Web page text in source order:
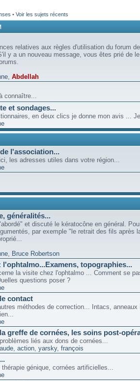
• Voir les sujets récents
relatives aux règles d'utilisation du forum
y a un nouveau message, vous êtes prié de
, Abdellah
connaître...
et sondages...
en deux clics je donne mon avis ...
l'association...
les adresses utiles dans votre région...
généralités...
et discuté le kératocône en général.
par exemple "le retrait des fils après
, Bruce Robertson
l'ophtalmo...Examens, topographies...
la visite chez l'ophtalmo ... Comment se
questions poser ?
contact
méthodes de correction... Intacs, anneaux
greffe de cornées, les soins post-
liés aux dons de cornées...
, action, yarsky, françois
thérapie génique, cornées artificielles...